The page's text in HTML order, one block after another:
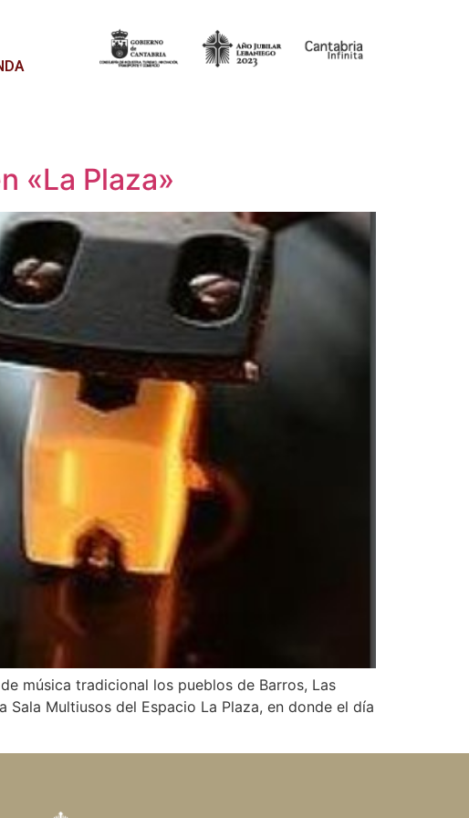
«La Plaza»
música tradicional los pueblos de Barros, Las
Multiusos del Espacio La Plaza, en donde el día